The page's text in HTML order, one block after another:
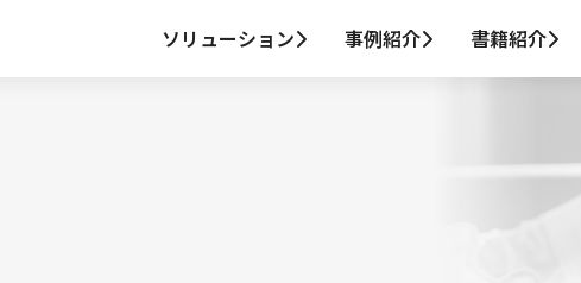
ソリューション 事例紹介 書籍紹介